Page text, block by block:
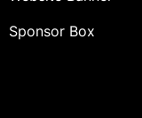
Sponsor Box